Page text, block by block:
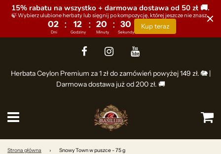
15% rabatu na wszystko + darmowa dostawa od 50 zł 🚚.
🍃 Wybierz ulubione herbaty lub sięgnij po kompozycję, której jeszcze nie znasz.
02 : 12 : 20 : 30
Dni Godziny Minuty Sekundy
Kup teraz
Herbata Ceylon Premium za 1 zł do zamówień powyżej 149 zł. 🐘 |
Darmowa dostawa już od 200 zł. 🚚
Strona główna › Snowy Town w puszce - 75 g